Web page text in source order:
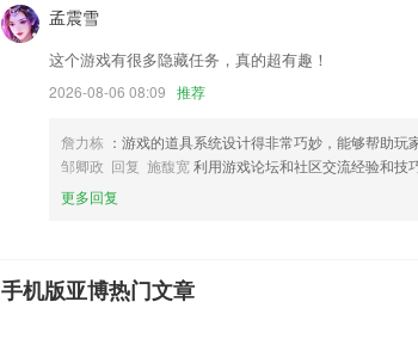
孟震雪
这个游戏有很多隐藏任务，真的超有趣！
2026-08-06 08:09 推荐
詹力栋 ：游戏的道具系统设计得非常巧妙，能够帮助玩
邹卿政 回复 施馥宽利用游戏论坛和社区交流经验和技
更多回复
手机版亚博热门文章